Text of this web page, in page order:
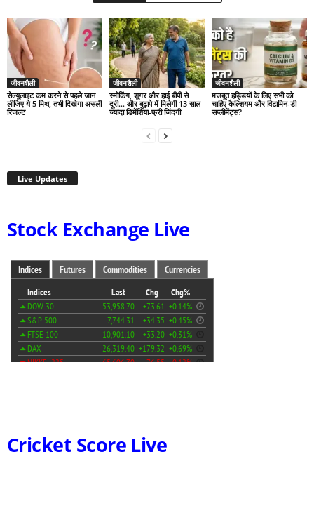
जीवनशैली
सेल्युलाइट कम करने से पहले जान
लीजिए ये 5 मिथ, तभी दिखेगा असली
रिजल्ट
जीवनशैली
स्मोकिंग, शुगर और हाई बीपी से
दूरी… और बुढ़ापे में मिलेगी 13 साल
ज्यादा डिमेंशिया-फ्री जिंदगी
जीवनशैली
मजबूत हड्डियों के लिए सभी को
चाहिए कैल्शियम और विटामिन-डी
सप्लीमेंट्स?
Live Updates
Stock Exchange Live
Cricket Score Live